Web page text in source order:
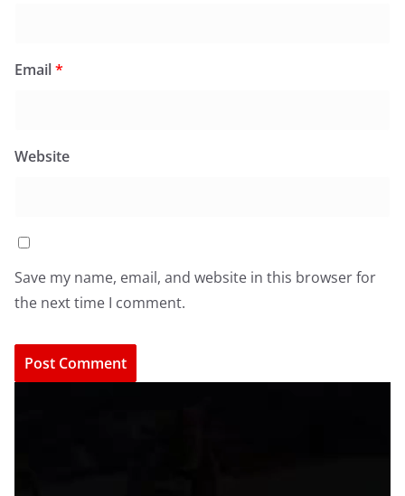
Email*
Website
Save my name, email, and website in this browser for
the next time I comment.